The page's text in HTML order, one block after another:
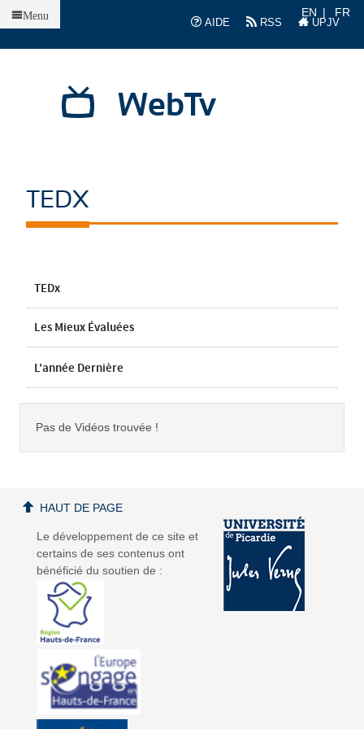
AIDE
RSS UPJV
EN FR
WebTv
Menu
TEDX
TEDx
Les Mieux Évaluées
L'année Dernière
Pas de Vidéos trouvée !
Le développement de ce site et
certains de ses contenus ont
bénéficié du soutien de :
HAUT DE PAGE